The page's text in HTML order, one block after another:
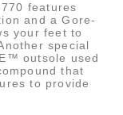
features
and a Gore-
your feet to
special
outsole used
that
to provide